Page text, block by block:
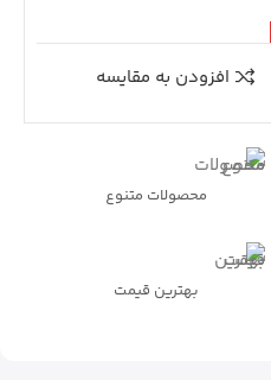
افزودن به مقایسه
محصولات متنوع
بهترین قیمت